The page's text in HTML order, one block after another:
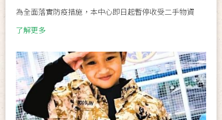
為全面落實防疫措施，本中心即日起暫停收受二手物資
了解更多